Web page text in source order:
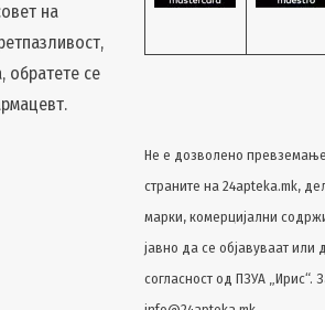
на
обратете се
Не е дозволено
страните на 24apteka.mk,
марки, комерцијални
јавно да се објавуваат или
согласност од ПЗУА „Ирис“.